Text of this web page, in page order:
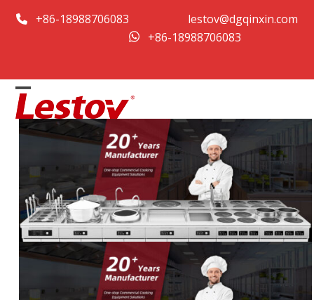
Inhalt +86-18988706083
lestov@dgqinxin.com
+86-18988706083
Open
mobile
Close
mobile